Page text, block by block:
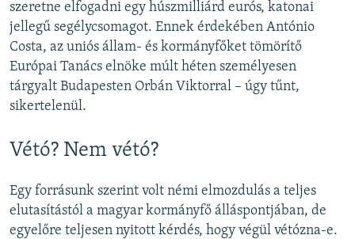
szeretne elfogadni egy húszmilliárd eurós, katonai
jellegű segélycsomagot. Ennek érdekében António
Costa, az uniós állam- és kormányfőket tömörítő
Európai Tanács elnöke múlt héten személyesen
tárgyalt Budapesten Orbán Viktorral – úgy tűnt,
sikertelenül.
Vétó? Nem vétó?
Egy forrásunk szerint volt némi elmozdulás a teljes
elutasítástól a magyar kormányfő álláspontjában, de
egyelőre teljesen nyitott kérdés, hogy végül vétózna-e.